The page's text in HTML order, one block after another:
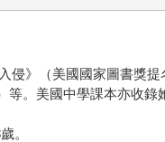
》（美國國家圖書獎提
等。美國中學課本亦收錄
。